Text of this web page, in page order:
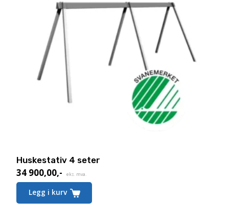
Huskestativ 4 seter
34 900,00,- eks. mva.
Legg i kurv